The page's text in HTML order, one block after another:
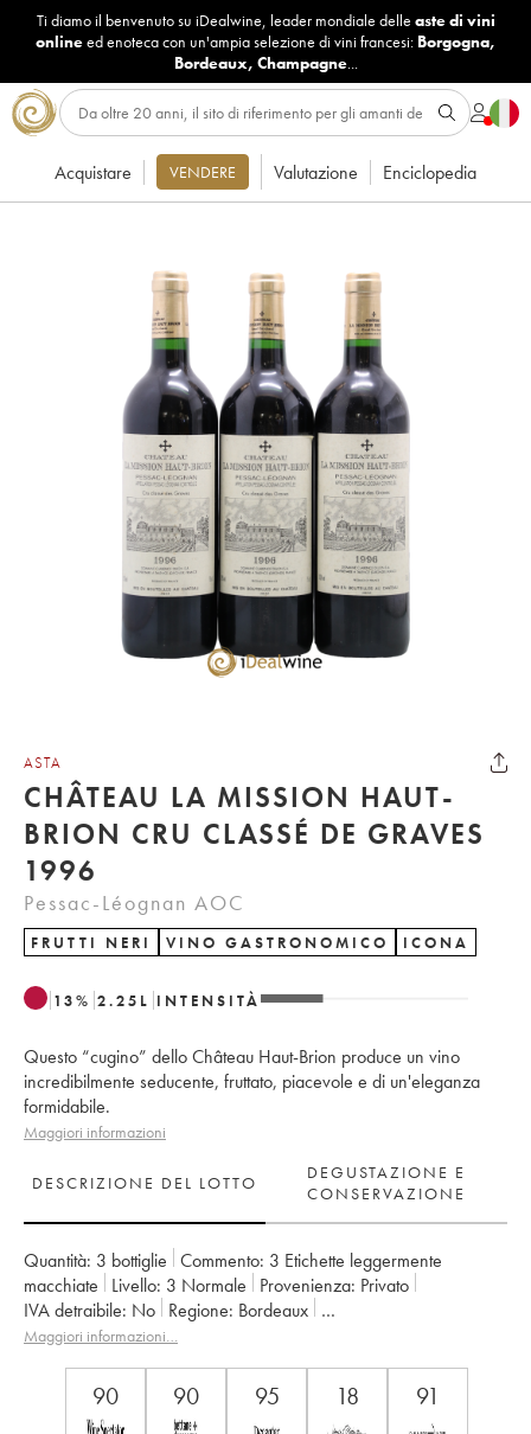
Ti diamo il benvenuto su iDealwine, leader mondiale delle aste di vini
onlineed enoteca con un'ampia selezione di vini francesi: Borgogna,
Bordeaux, Champagne...
Acquistare VENDERE Valutazione Enciclopedia
ASTA
CHÂTEAU LA MISSION HAUT-
BRION CRU CLASSÉ DE GRAVES
1996
Pessac-Léognan AOC
FRUTTI NERI VINO GASTRONOMICO ICONA
13% 2.25 L INTENSITÀ
Questo “cugino” dello Château Haut-Brion produce un vino
incredibilmente seducente, fruttato, piacevole e di un'eleganza
formidabile.
Maggiori informazioni
DESCRIZIONE DEL LOTTO
DEGUSTAZIONE E
CONSERVAZIONE
Quantità: 3 bottiglie Commento: 3 Etichette leggermente
macchiate
Livello: 3 Normale Provenienza:
privato
IVA detraibile:
no Regione:
Bordeaux
Denominazione: Pessac-Léognan
Proprietario:
Domaines Clarence Dillon
Maggiori informazioni…
90 90 95 18 91